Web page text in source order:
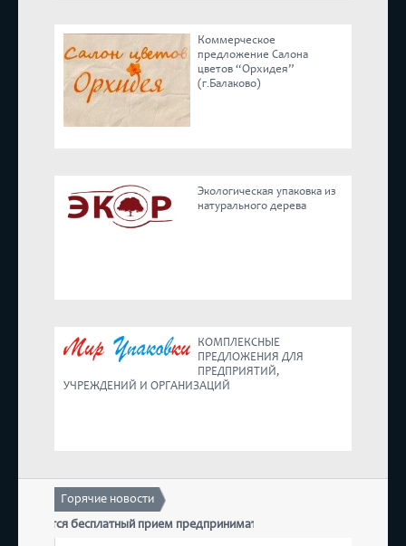
Экспертное мнение
Корпоративные блоги
Предложения
Коммерческое
предложение Салона
цветов “Орхидея”
(г.Балаково)
Экологическая упаковка из
натурального дерева
КОМПЛЕКСНЫЕ
ПРЕДЛОЖЕНИЯ ДЛЯ
ПРЕДПРИЯТИЙ,
УЧРЕЖДЕНИЙ И ОРГАНИЗАЦИЙ
Горячие новости
бесплатный прием предпринимателей